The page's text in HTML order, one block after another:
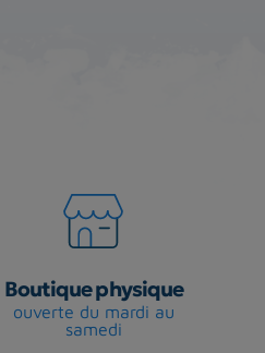
Boutique physique
ouverte du mardi au
samedi